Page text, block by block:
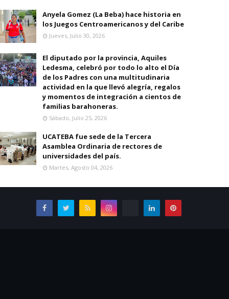
Anyela Gomez (La Beba) hace historia en
los Juegos Centroamericanos y del Caribe
Jueves, Julio 30, 2026
El diputado por la provincia, Aquiles
Ledesma, celebró por todo lo alto el Día
de los Padres con una multitudinaria
actividad en la que llevó alegría, regalos
y momentos de integración a cientos de
familias barahoneras.
Sábado, Julio 25, 2026
UCATEBA fue sede de la Tercera
Asamblea Ordinaria de rectores de
universidades del país.
Martes, Agosto 04, 2026